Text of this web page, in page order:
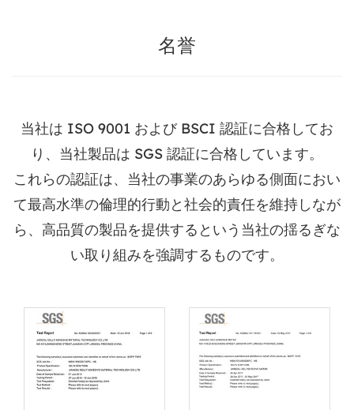
名誉
当社は ISO 9001 および BSCI 認証に合格してお
り、当社製品は SGS 認証に合格しています。
これらの認証は、当社の事業のあらゆる側面におい
て最高水準の倫理的行動と社会的責任を維持しなが
ら、高品質の製品を提供するという当社の揺るぎな
い取り組みを強調するものです。